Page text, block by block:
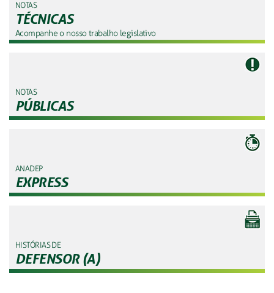
NOTAS
TÉCNICAS
Acompanhe o nosso trabalho legislativo
NOTAS
PÚBLICAS
ANADEP
EXPRESS
HISTÓRIAS DE
DEFENSOR (A)